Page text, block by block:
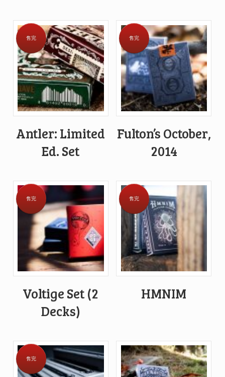
售完
Antler: Limited
Ed. Set
售完
Fulton’s October,
2014
售完
Voltige Set (2
Decks)
售完
HMNIM
售完